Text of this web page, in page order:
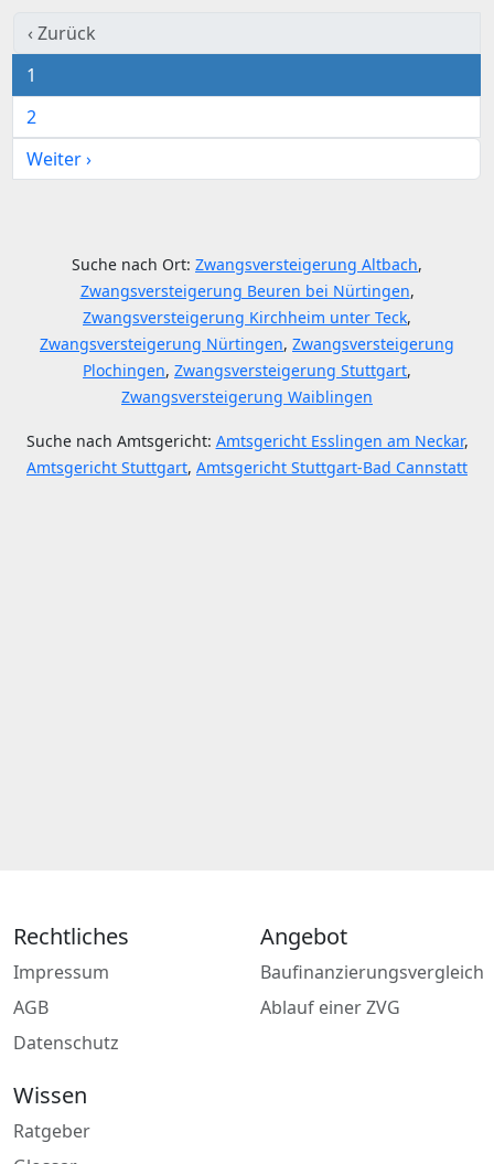
‹ Zurück
1
2
Weiter ›
Suche nach Ort: Zwangsversteigerung Altbach,
Zwangsversteigerung Beuren bei Nürtingen,
Zwangsversteigerung Kirchheim unter Teck,
Zwangsversteigerung Nürtingen, Zwangsversteigerung
Plochingen, Zwangsversteigerung Stuttgart,
Zwangsversteigerung Waiblingen
Suche nach Amtsgericht: Amtsgericht Esslingen am Neckar,
Amtsgericht Stuttgart, Amtsgericht Stuttgart-Bad Cannstatt
Rechtliches
Impressum
AGB
Datenschutz
Angebot
Baufinanzierungsvergleich
Ablauf einer ZVG
Wissen
Ratgeber